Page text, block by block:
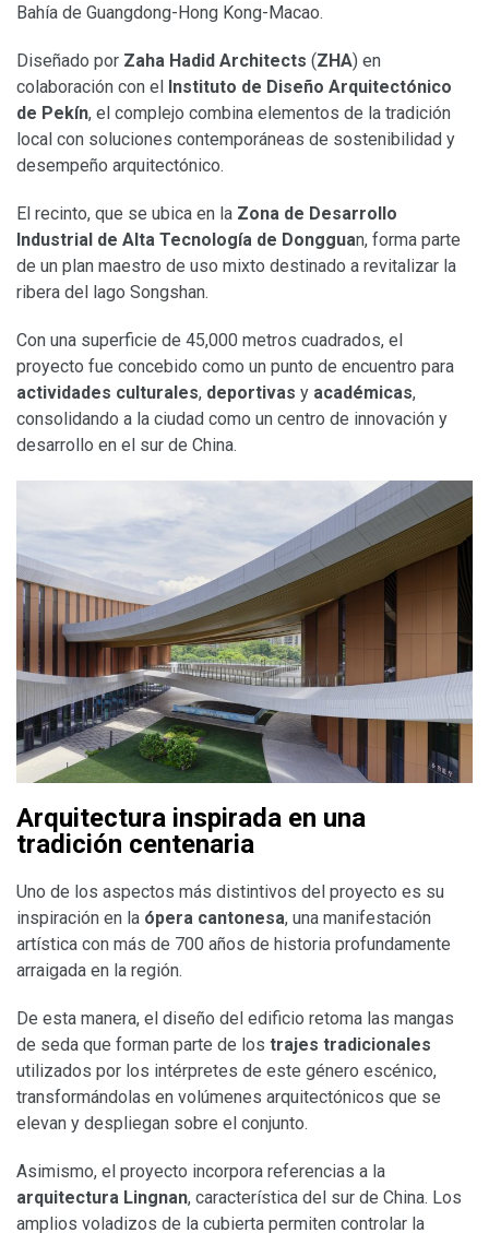
Bahía de Guangdong-Hong Kong-Macao.
Diseñado por Zaha Hadid Architects (ZHA) en
colaboración con el Instituto de Diseño Arquitectónico
de Pekín, el complejo combina elementos de la tradición
local con soluciones contemporáneas de sostenibilidad y
desempeño arquitectónico.
El recinto, que se ubica en la Zona de Desarrollo
Industrial de Alta Tecnología de Dongguan, forma parte
de un plan maestro de uso mixto destinado a revitalizar la
ribera del lago Songshan.
Con una superficie de 45,000 metros cuadrados, el
proyecto fue concebido como un punto de encuentro para
actividades culturales, deportivas y académicas,
consolidando a la ciudad como un centro de innovación y
desarrollo en el sur de China.
Arquitectura inspirada en una
tradición centenaria
Uno de los aspectos más distintivos del proyecto es su
inspiración en la ópera cantonesa, una manifestación
artística con más de 700 años de historia profundamente
arraigada en la región.
De esta manera, el diseño del edificio retoma las mangas
de seda que forman parte de los trajes tradicionales
utilizados por los intérpretes de este género escénico,
transformándolas en volúmenes arquitectónicos que se
elevan y despliegan sobre el conjunto.
Asimismo, el proyecto incorpora referencias a la
arquitectura Lingnan, característica del sur de China. Los
amplios voladizos de la cubierta permiten controlar la